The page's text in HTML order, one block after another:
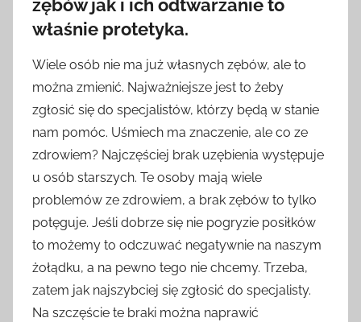
zębów jak i ich odtwarzanie to
właśnie protetyka.
Wiele osób nie ma już własnych zębów, ale to
można zmienić. Najważniejsze jest to żeby
zgłosić się do specjalistów, którzy będą w stanie
nam pomóc. Uśmiech ma znaczenie, ale co ze
zdrowiem? Najczęściej brak uzębienia występuje
u osób starszych. Te osoby mają wiele
problemów ze zdrowiem, a brak zębów to tylko
potęguje. Jeśli dobrze się nie pogryzie posiłków
to możemy to odczuwać negatywnie na naszym
żołądku, a na pewno tego nie chcemy. Trzeba,
zatem jak najszybciej się zgłosić do specjalisty.
Na szczęście te braki można naprawić